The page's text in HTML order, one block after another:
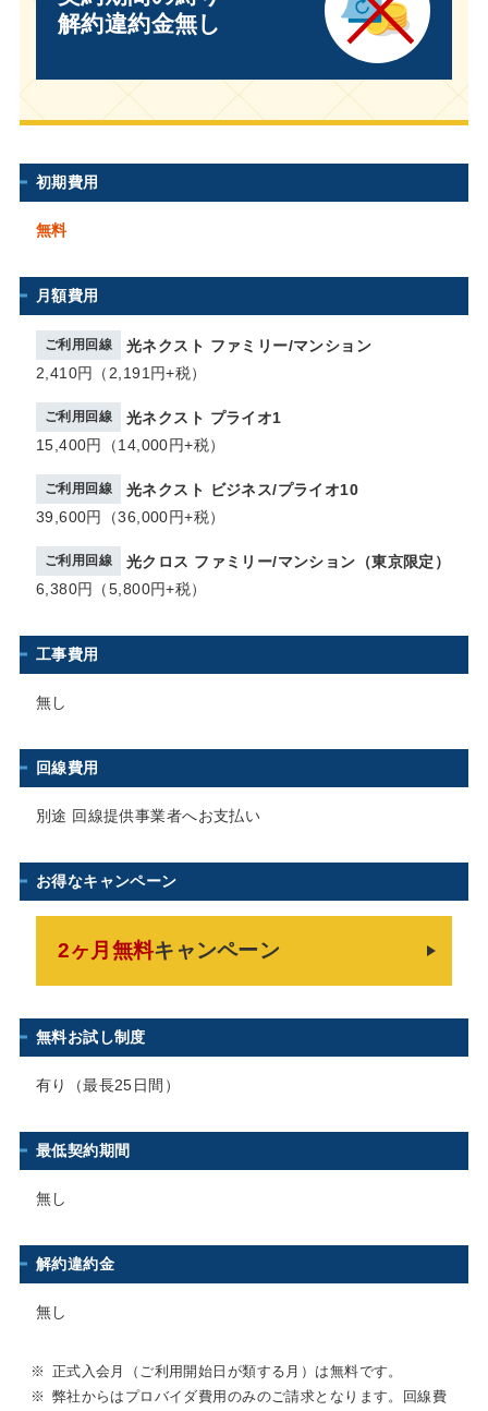
解約違約金無し
初期費用
無料
月額費用
ご利用回線
光ネクスト ファミリー/マンション
2,410円（2,191円+税）
ご利用回線
光ネクスト プライオ1
15,400円（14,000円+税）
ご利用回線
光ネクスト ビジネス/プライオ10
39,600円（36,000円+税）
ご利用回線
光クロス ファミリー/マンション（東京限定）
6,380円（5,800円+税）
工事費用
無し
回線費用
別途 回線提供事業者へお支払い
お得なキャンペーン
2ヶ月無料キャンペーン
無料お試し制度
有り（最長25日間）
最低契約期間
無し
解約違約金
無し
※ 正式入会月（ご利用開始日が類する月）は無料です。
※ 弊社からはプロバイダ費用のみのご請求となります。回線費